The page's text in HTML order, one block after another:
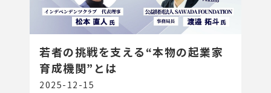
若者の挑戦を支える“本物の起業家
育成機関”とは
2025-12-15